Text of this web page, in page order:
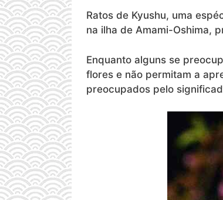
Ratos de Kyushu, uma
na ilha de Amami-Oshima,
Enquanto alguns se
flores e não permitam a
preocupados pelo